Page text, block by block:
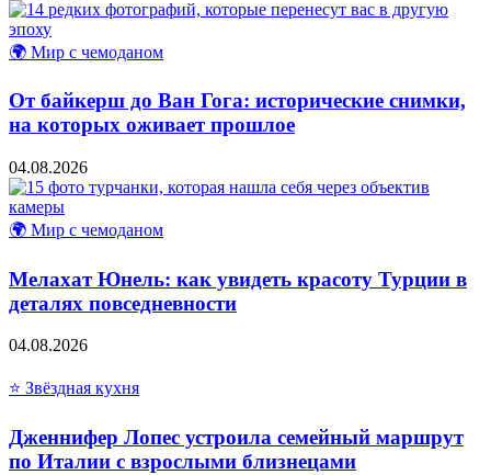
🌍 Мир с чемоданом
От байкерш до Ван Гога: исторические снимки,
на которых оживает прошлое
04.08.2026
🌍 Мир с чемоданом
Мелахат Юнель: как увидеть красоту Турции в
деталях повседневности
04.08.2026
⭐ Звёздная кухня
Дженнифер Лопес устроила семейный маршрут
по Италии с взрослыми близнецами